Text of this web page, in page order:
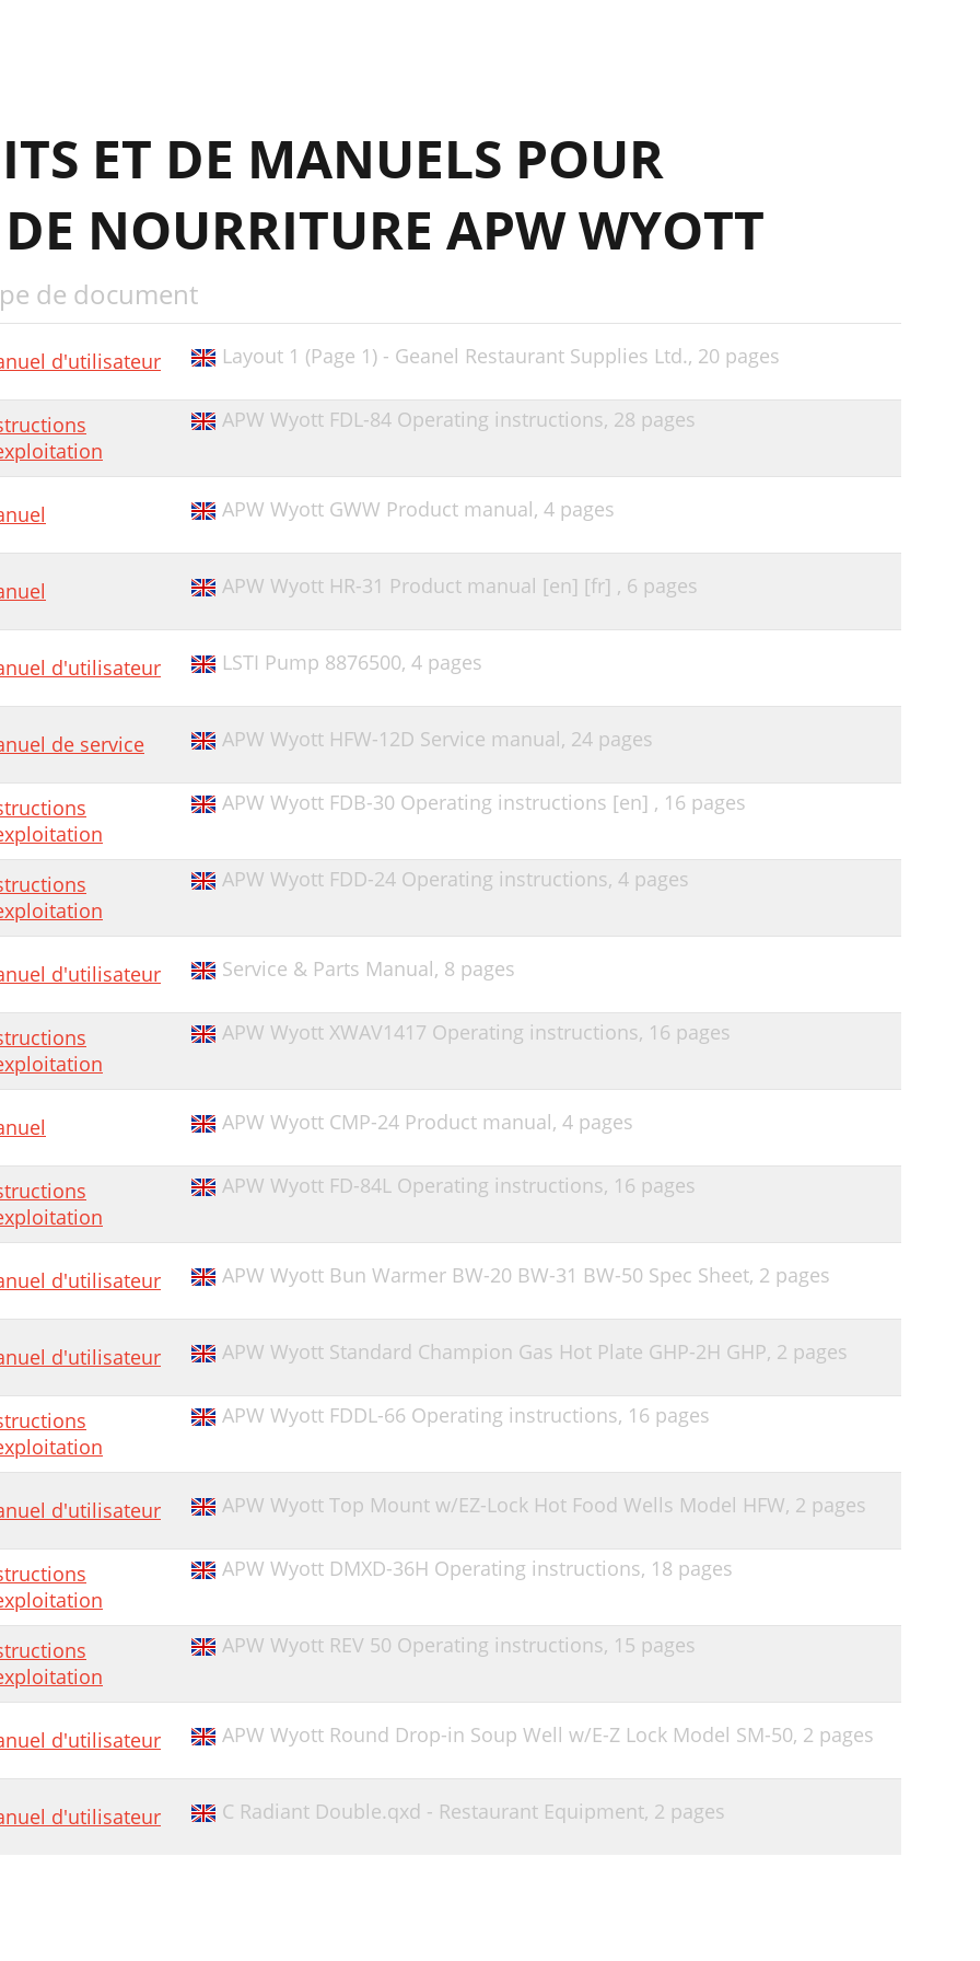
ET DE MANUELS POUR
NOURRITURE APW WYOTT
de document
d'utilisateur Layout 1 (Page 1) - Geanel Restaurant Supplies Ltd., 20 pages
APW Wyott FDL-84 Operating instructions, 28 pages
APW Wyott GWW Product manual, 4 pages
APW Wyott HR-31 Product manual [en] [fr] , 6 pages
d'utilisateur LSTI Pump 8876500, 4 pages
de service APW Wyott HFW-12D Service manual, 24 pages
APW Wyott FDB-30 Operating instructions [en] , 16 pages
APW Wyott FDD-24 Operating instructions, 4 pages
d'utilisateur Service & Parts Manual, 8 pages
APW Wyott XWAV1417 Operating instructions, 16 pages
APW Wyott CMP-24 Product manual, 4 pages
APW Wyott FD-84L Operating instructions, 16 pages
d'utilisateur APW Wyott Bun Warmer BW-20 BW-31 BW-50 Spec Sheet, 2 pages
d'utilisateur APW Wyott Standard Champion Gas Hot Plate GHP-2H GHP, 2 pages
APW Wyott FDDL-66 Operating instructions, 16 pages
d'utilisateur APW Wyott Top Mount w/EZ-Lock Hot Food Wells Model HFW, 2 pages
APW Wyott DMXD-36H Operating instructions, 18 pages
APW Wyott REV 50 Operating instructions, 15 pages
d'utilisateur APW Wyott Round Drop-in Soup Well w/E-Z Lock Model SM-50, 2 pages
d'utilisateur C Radiant Double.qxd - Restaurant Equipment, 2 pages